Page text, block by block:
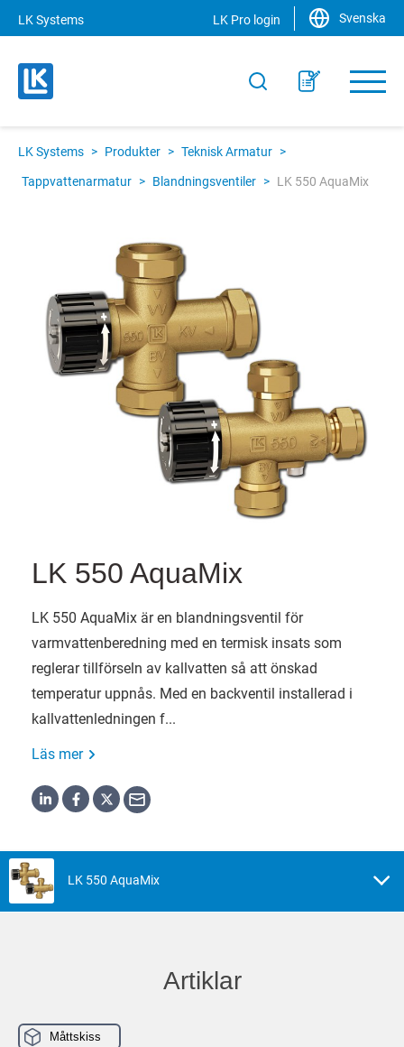
LK Systems LK Pro login Svenska
LK Systems > Produkter > Teknisk Armatur >
Tappvattenarmatur > Blandningsventiler > LK 550 AquaMix
LK 550 AquaMix
LK 550 AquaMix är en blandningsventil för
varmvatten­beredning med en termisk insats som
reglerar tillförseln av kallvatten så att önskad
temperatur uppnås. Med en backventil installerad i
kallvattenledningen f...
Läs mer
LK 550 AquaMix
Artiklar
Måttskiss